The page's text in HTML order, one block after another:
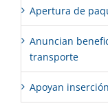
Apertura de
Anuncian
transporte
Apoyan